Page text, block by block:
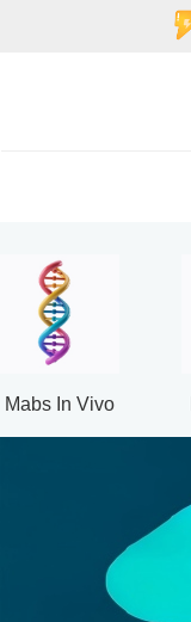
Mabs In Vivo